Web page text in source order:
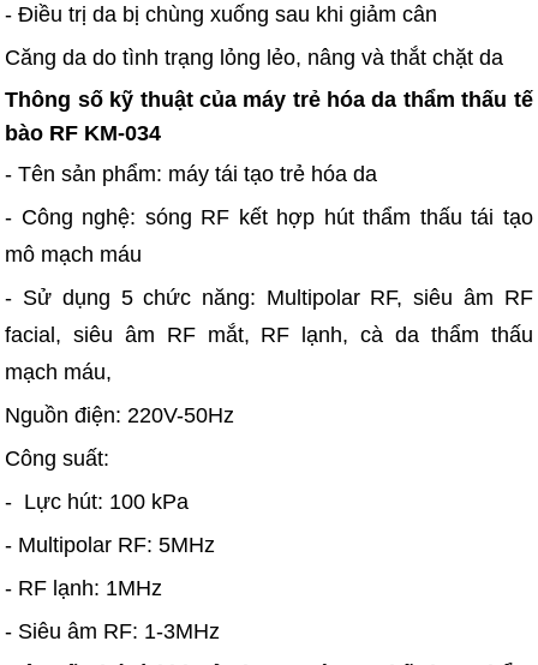
- Điều trị da bị chùng xuống sau khi giảm cân
Căng da do tình trạng lỏng lẻo, nâng và thắt chặt da
Thông số kỹ thuật của máy trẻ hóa da thẩm thấu tế
bào RF KM-034
- Tên sản phẩm: máy tái tạo trẻ hóa da
- Công nghệ: sóng RF kết hợp hút thẩm thấu tái tạo
mô mạch máu
- Sử dụng 5 chức năng: Multipolar RF, siêu âm RF
facial, siêu âm RF mắt, RF lạnh, cà da thẩm thấu
mạch máu,
Nguồn điện: 220V-50Hz
Công suất:
- Lực hút: 100 kPa
- Multipolar RF: 5MHz
- RF lạnh: 1MHz
- Siêu âm RF: 1-3MHz